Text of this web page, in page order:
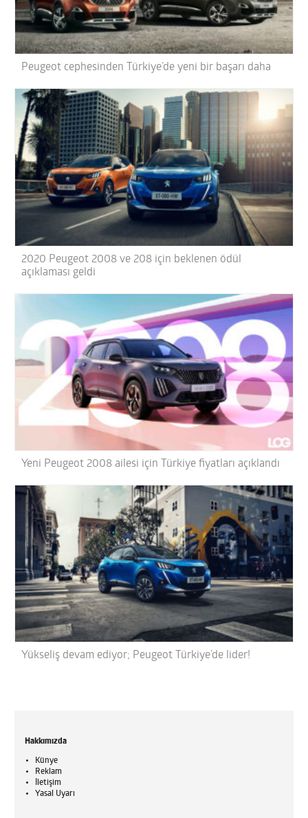
Peugeot cephesinden Türkiye’de yeni bir başarı daha
2020 Peugeot 2008 ve 208 için beklenen ödül
açıklaması geldi
Yeni Peugeot 2008 ailesi için Türkiye fiyatları açıklandı
Yükseliş devam ediyor; Peugeot Türkiye’de lider!
Hakkımızda
Künye
Reklam
İletişim
Yasal Uyarı